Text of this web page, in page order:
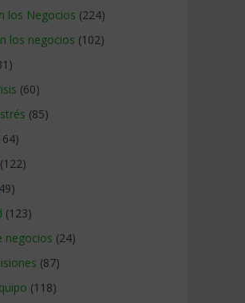
los Negocios (224)
los negocios (102)
(60)
(85)
(122)
(123)
negocios (24)
(87)
(118)